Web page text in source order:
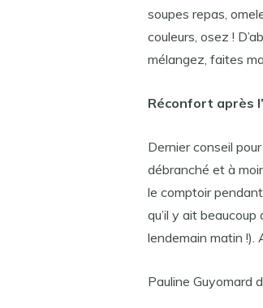
soupes repas,
couleurs, osez !
mélangez, faites
Réconfort après
Dernier conseil
débranché et à
le comptoir
qu’il y ait
lendemain matin !).
Pauline Guyomard